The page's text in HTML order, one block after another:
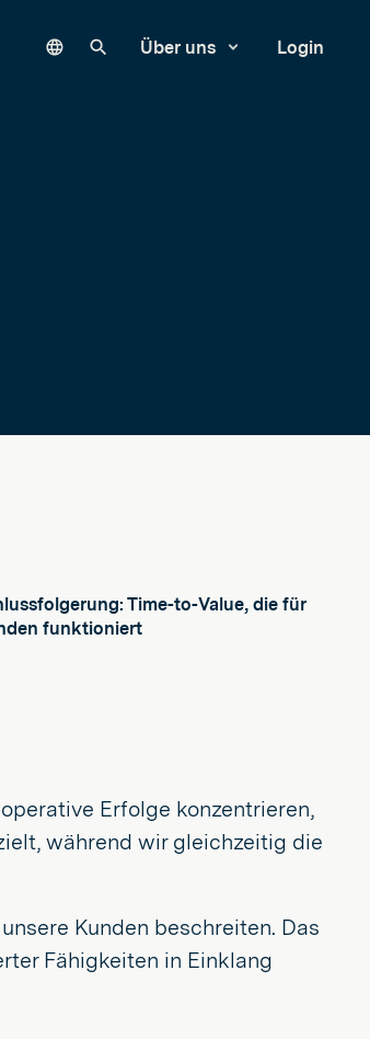
LanguageUnsere Website durchsuchen
Über uns Login
Time-to-Value, die für
funktioniert
Erfolge konzentrieren,
während wir gleichzeitig die
Kunden beschreiten. Das
Fähigkeiten in Einklang